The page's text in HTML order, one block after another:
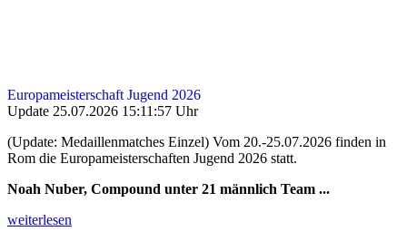
Europameisterschaft Jugend 2026
Update 25.07.2026 15:11:57 Uhr
(Update: Medaillenmatches Einzel) Vom 20.-25.07.2026 finden in
Rom die Europameisterschaften Jugend 2026 statt.
Noah Nuber, Compound unter 21 männlich Team ...
weiterlesen